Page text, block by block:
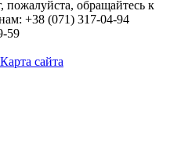
пожалуйста, обращайтесь к
+38 (071) 317-04-94
59
Карта сайта